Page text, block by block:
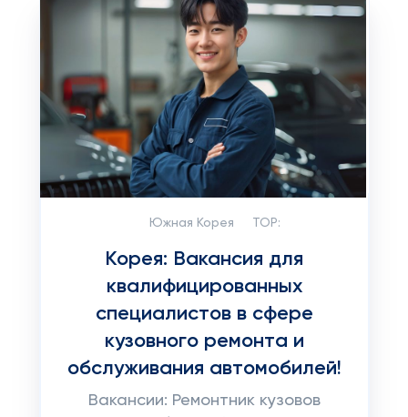
Южная Корея TOP:
Корея: Вакансия для
квалифицированных
специалистов в сфере
кузовного ремонта и
обслуживания автомобилей!
Вакансии: Ремонтник кузовов